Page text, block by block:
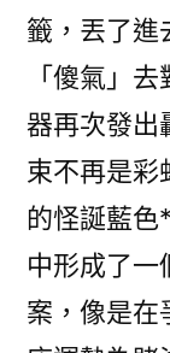
籤，丟了進
「傻氣」
器再次發出
束不再是彩
的怪誕藍
中形成了一
案，像是在